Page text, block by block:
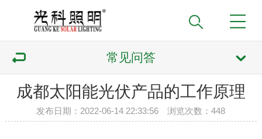
常见问答
成都太阳能光伏产品的工作原理
发布日期：2022-06-14 22:33:56 浏览次数：448